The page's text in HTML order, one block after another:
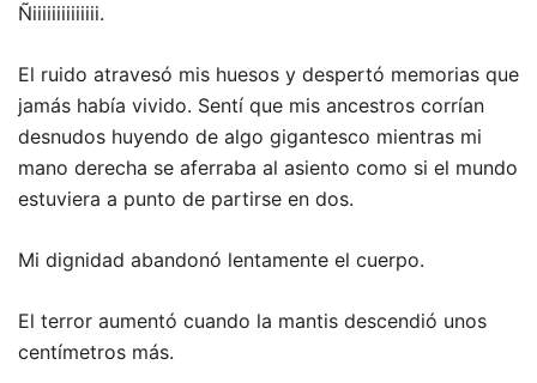
Ñiiiiiiiiiiiiii.
El ruido atravesó mis huesos y despertó memorias que
jamás había vivido. Sentí que mis ancestros corrían
desnudos huyendo de algo gigantesco mientras mi
mano derecha se aferraba al asiento como si el mundo
estuviera a punto de partirse en dos.
Mi dignidad abandonó lentamente el cuerpo.
El terror aumentó cuando la mantis descendió unos
centímetros más.